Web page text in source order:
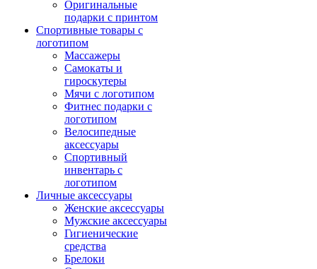
Оригинальные
подарки с принтом
Спортивные товары с
логотипом
Массажеры
Самокаты и
гироскутеры
Мячи с логотипом
Фитнес подарки с
логотипом
Велосипедные
аксессуары
Спортивный
инвентарь с
логотипом
Личные аксессуары
Женские аксессуары
Мужские аксессуары
Гигиенические
средства
Брелоки